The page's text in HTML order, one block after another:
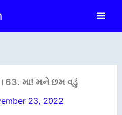
63. મા! મને છમ વડું
23, 2022